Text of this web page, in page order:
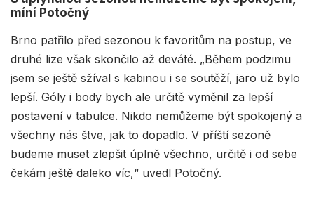
míní Potočný
Brno patřilo před sezonou k favoritům na postup, ve
druhé lize však skončilo až deváté. „Během podzimu
jsem se ještě sžíval s kabinou i se soutěží, jaro už bylo
lepší. Góly i body bych ale určitě vyměnil za lepší
postavení v tabulce. Nikdo nemůžeme být spokojený a
všechny nás štve, jak to dopadlo. V příští sezoně
budeme muset zlepšit úplně všechno, určitě i od sebe
čekám ještě daleko víc,“ uvedl Potočný.